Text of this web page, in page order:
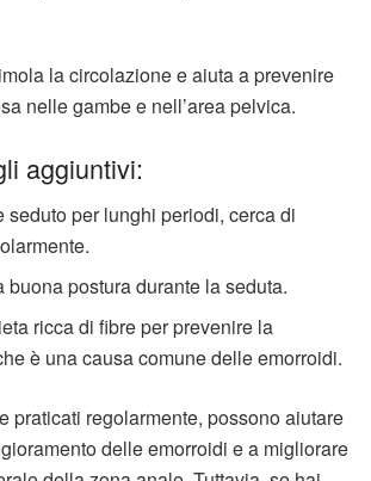
la circolazione e aiuta a prevenire
nelle gambe e nell’area pelvica.
aggiuntivi:
seduto per lunghi periodi, cerca di
buona postura durante la seduta.
ricca di fibre per prevenire la
è una causa comune delle emorroidi.
praticati regolarmente, possono aiutare
delle emorroidi e a migliorare